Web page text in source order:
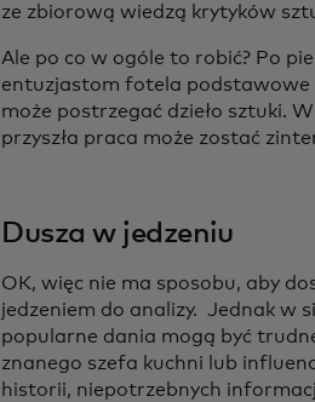
ze zbiorową wiedzą krytyków
Ale po co w ogóle to robić? Po
entuzjastom fotela podstawowe
może postrzegać dzieło sztuki.
przyszła praca może zostać
Dusza w jedzeniu
OK, więc nie ma sposobu, aby
jedzeniem do analizy. Jednak w
popularne dania mogą być
znanego szefa kuchni lub
historii, niepotrzebnych